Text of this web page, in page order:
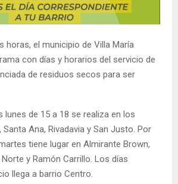
horas, el municipio de Villa María
con días y horarios del servicio de
de residuos secos para ser
lunes de 15 a 18 se realiza en los
Ana, Rivadavia y San Justo. Por
tiene lugar en Almirante Brown,
y Ramón Carrillo. Los días
llega a barrio Centro.